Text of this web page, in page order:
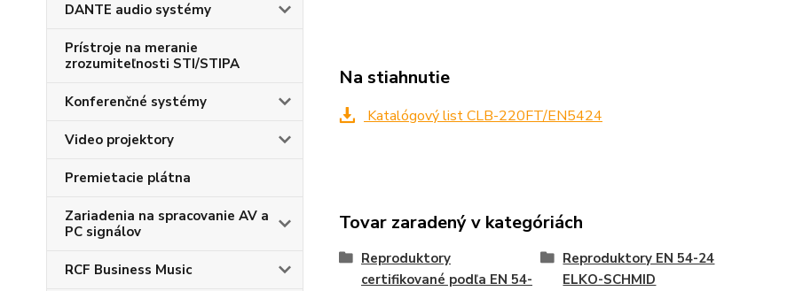
DANTE audio systémy
Prístroje na meranie
zrozumiteľnosti STI/STIPA
Konferenčné systémy
Video projektory
Premietacie plátna
Zariadenia na spracovanie AV a
PC signálov
RCF Business Music
Na stiahnutie
Katalógový list CLB-220FT/EN5424
Tovar zaradený v kategóriách
Reproduktory
certifikované podľa EN 54-
Reproduktory EN 54-24
ELKO-SCHMID